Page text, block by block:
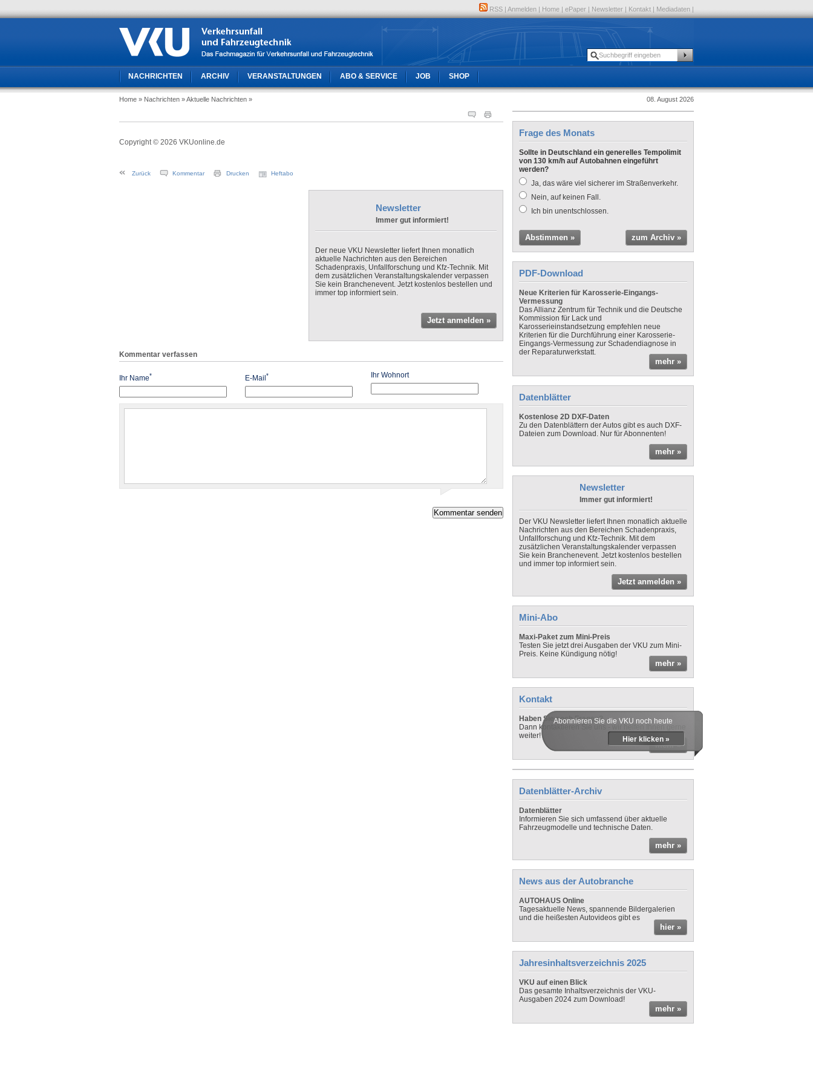
RSS | Anmelden | Home | ePaper | Newsletter | Kontakt | Mediadaten |
NACHRICHTEN ARCHIV VERANSTALTUNGEN ABO & SERVICE JOB SHOP
Home » Nachrichten » Aktuelle Nachrichten » 08. August 2026
Copyright © 2026 VKUonline.de
Zurück Kommentar Drucken Heftabo
Newsletter
Immer gut informiert!
Der neue VKU Newsletter liefert Ihnen monatlich
aktuelle Nachrichten aus den Bereichen
Schadenpraxis, Unfallforschung und Kfz-Technik. Mit
dem zusätzlichen Veranstaltungskalender verpassen
Sie kein Branchenevent. Jetzt kostenlos bestellen und
immer top informiert sein.
Jetzt anmelden »
Kommentar verfassen
Ihr Name* E-Mail * Ihr Wohnort
Frage des Monats
Sollte in Deutschland ein generelles Tempolimit
von 130 km/h auf Autobahnen eingeführt
werden?
Ja, das wäre viel sicherer im Straßenverkehr.
Nein, auf keinen Fall.
Ich bin unentschlossen.
Abstimmen » zum Archiv »
PDF-Download
Neue Kriterien für Karosserie-Eingangs-
Vermessung
Das Allianz Zentrum für Technik und die Deutsche
Kommission für Lack und
Karosserieinstandsetzung empfehlen neue
Kriterien für die Durchführung einer Karosserie-
Eingangs-Vermessung zur Schadendiagnose in
der Reparaturwerkstatt.
mehr »
Datenblätter
Kostenlose 2D DXF-Daten
Zu den Datenblättern der Autos gibt es auch DXF-
Dateien zum Download. Nur für Abonnenten!
mehr »
Newsletter
Immer gut informiert!
Der VKU Newsletter liefert Ihnen monatlich aktuelle
Nachrichten aus den Bereichen Schadenpraxis,
Unfallforschung und Kfz-Technik. Mit dem
zusätzlichen Veranstaltungskalender verpassen
Sie kein Branchenevent. Jetzt kostenlos bestellen
und immer top informiert sein.
Jetzt anmelden »
Mini-Abo
Maxi-Paket zum Mini-Preis
Testen Sie jetzt drei Ausgaben der VKU zum Mini-
Preis. Keine Kündigung nötig!
mehr »
Kontakt
Haben Sie noch Fragen?
Dann kontaktieren Sie uns - wir helfen Ihnen gerne
weiter!
mehr »
Abonnieren Sie die VKU noch heute
Hier klicken »
Datenblätter-Archiv
Datenblätter
Informieren Sie sich umfassend über aktuelle
Fahrzeugmodelle und technische Daten.
mehr »
News aus der Autobranche
AUTOHAUS Online
Tagesaktuelle News, spannende Bildergalerien
und die heißesten Autovideos gibt es
hier »
Jahresinhaltsverzeichnis 2025
VKU auf einen Blick
Das gesamte Inhaltsverzeichnis der VKU-
Ausgaben 2024 zum Download!
mehr »